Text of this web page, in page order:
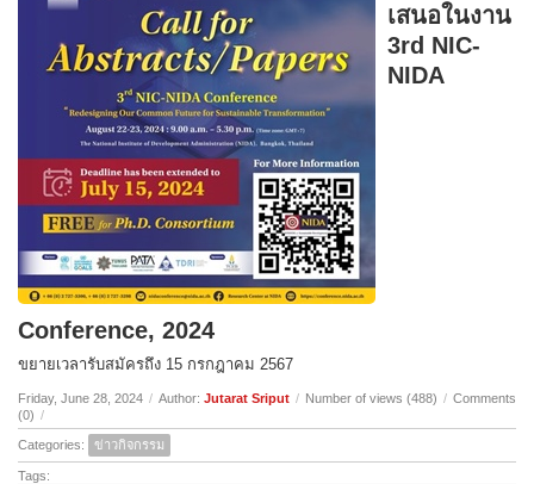
เสนอในงาน
3rd NIC-
NIDA
Conference, 2024
ขยายเวลารับสมัครถึง 15 กรกฎาคม 2567
Friday, June 28, 2024 / Author: Jutarat Sriput / Number of views (488) / Comments
(0) /
Categories: ข่าวกิจกรรม
Tags: